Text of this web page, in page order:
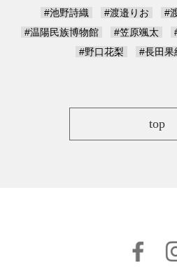
#池野詩織
#渡邉りお #
#温陽民族博物館
#笠原颯太
#野口花梨
#長田果
top